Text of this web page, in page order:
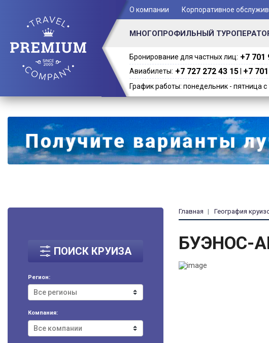
О компании Корпоративное
МНОГОПРОФИЛЬНЫЙ
Бронирование для частных лиц: +7 701
Авиабилеты: +7 727 272 43 15 +7
График работы: понедельник - пятница
ПОИСК КРУИЗА
Регион:
Компания:
Главная География
БУЭНОС-